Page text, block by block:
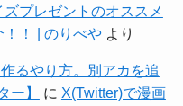
ズプレゼントのオススメ
！ | のりべやより
るやり方。別アカを追
ー】
に X(Twitter)で漫画